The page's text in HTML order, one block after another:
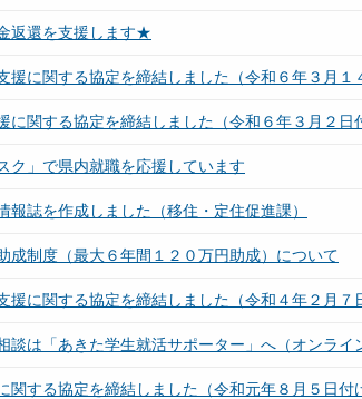
返還を支援します★
援に関する協定を締結しました（令和６年３月１
に関する協定を締結しました（令和６年３月２日
ク」で県内就職を応援しています
誌を作成しました（移住・定住促進課）
成制度（最大６年間１２０万円助成）について
援に関する協定を締結しました（令和４年２月７
談は「あきた学生就活サポーター」へ（オンライ
関する協定を締結しました（令和元年８月５日付